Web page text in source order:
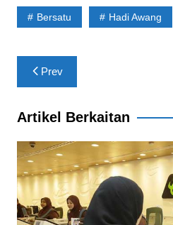
c
b
o
o
k
at
A
p
p
e ar
Bersatu Hadi Awang
Post
navigation
Prev
Artikel Berkaitan